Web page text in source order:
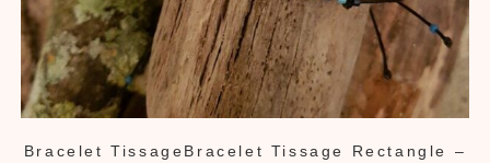
Bracelet TissageBracelet Tissage Rectangle –